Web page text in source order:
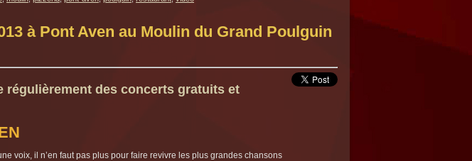
à Pont Aven au Moulin du Grand Poulguin
régulièrement des concerts gratuits et
voix, il n’en faut pas plus pour faire revivre les plus grandes chansons